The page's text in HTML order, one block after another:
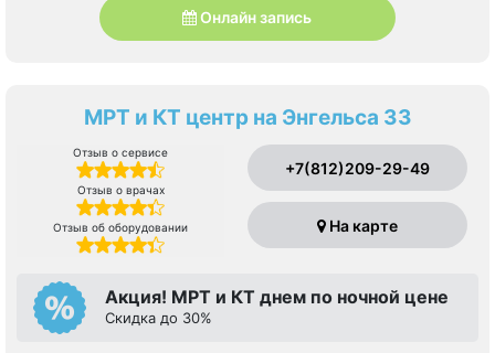
Онлайн запись
МРТ и КТ центр на Энгельса 33
Отзыв о сервисе
Отзыв о врачах
Отзыв об оборудовании
+7(812)209-29-49
На карте
Акция! МРТ и КТ днем по ночной цене
Скидка до 30%